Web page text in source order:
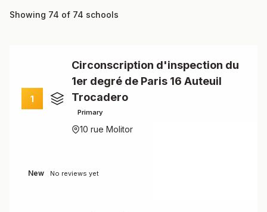
Showing 74 of 74 schools
1
Circonscription d'inspection du
1er degré de Paris 16 Auteuil
Trocadero
Primary
10 rue Molitor
New No reviews yet